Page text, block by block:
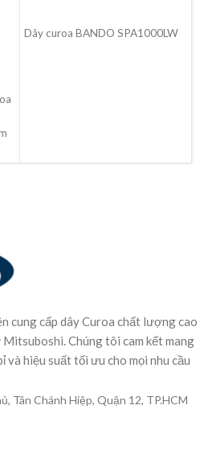
Dây curoa BANDO SPA1000LW
cung cấp dây Curoa chất lượng cao
Chúng tôi cam kết mang
và hiệu suất tối ưu cho mọi nhu cầu
Tân Chánh Hiệp, Quận 12, TP.HCM